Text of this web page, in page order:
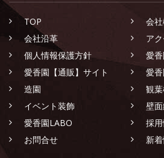
TOP
会
会社沿革
ア
個人情報保護方針
愛
愛香園【通販】サイト
愛
造園
観
イベント装飾
壁
愛香園LABO
採
お問合せ
新